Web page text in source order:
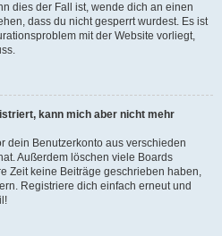
dies der Fall ist, wende dich an einen
dass du nicht gesperrt wurdest. Es ist
mit der Website vorliegt,
kann mich aber nicht mehr
dein Benutzerkonto aus verschieden
Außerdem löschen viele Boards
Zeit keine Beiträge geschrieben haben,
Registriere dich einfach erneut und